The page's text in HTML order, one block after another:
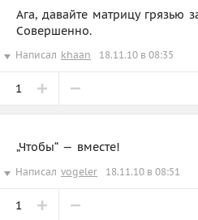
Ага, давайте матрицу грязью
Совершенно.
Написал khaan 18.11.10 в 08:35
1
„Чтобы“ — вместе!
Написал vogeler 18.11.10 в 08:51
1